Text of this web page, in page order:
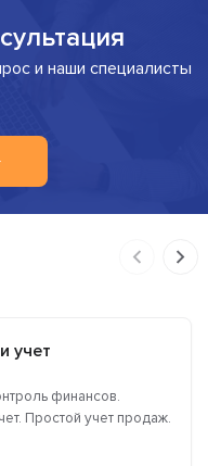
и наши специалисты
учет
финансов.
Простой учет продаж.